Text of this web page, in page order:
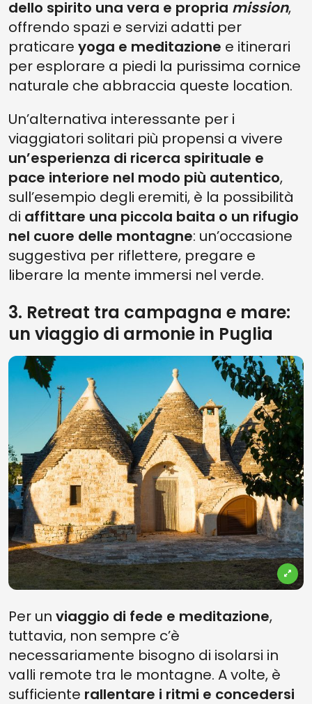
dello spirito una vera e propria mission,
offrendo spazi e servizi adatti per
praticare yoga e meditazione e itinerari
per esplorare a piedi la purissima cornice
naturale che abbraccia queste location.
Un’alternativa interessante per i
viaggiatori solitari più propensi a vivere
un’esperienza di ricerca spirituale e
pace interiore nel modo più autentico,
sull’esempio degli eremiti, è la possibilità
di affittare una piccola baita o un rifugio
nel cuore delle montagne: un’occasione
suggestiva per riflettere, pregare e
liberare la mente immersi nel verde.
3. Retreat tra campagna e mare:
un viaggio di armonie in Puglia
Per un viaggio di fede e meditazione,
tuttavia, non sempre c’è
necessariamente bisogno di isolarsi in
valli remote tra le montagne. A volte, è
sufficiente rallentare i ritmi e concedersi